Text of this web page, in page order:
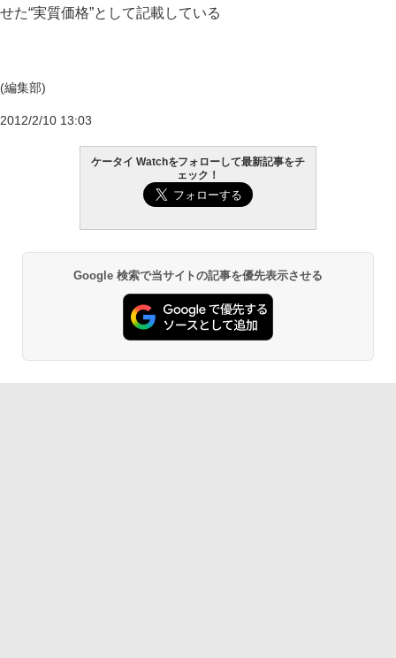
せた“実質価格”として記載している
(編集部)
2012/2/10 13:03
ケータイ Watchをフォローして最新記事をチ
ェック！
Google 検索で当サイトの記事を優先表示させる